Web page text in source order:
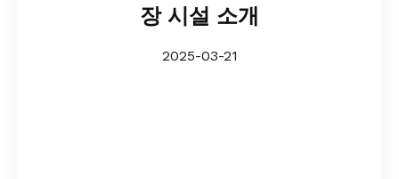
장 시설 소개
2025-03-21